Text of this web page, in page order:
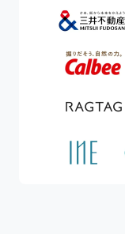
リピート売上
ECサイトリ
データ分析
その他
ピックアッ
ピックアッ
今更聞け